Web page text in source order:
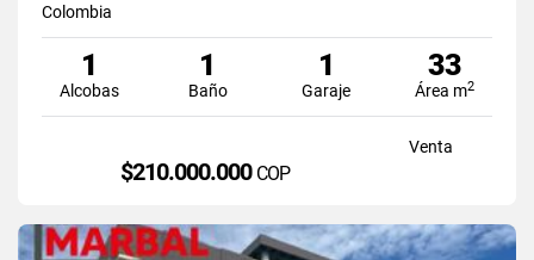
Colombia
1
Alcobas
1
Baño
1
Garaje
33
Área m2
Venta
$210.000.000 COP